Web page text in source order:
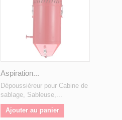
Aspiration...
Dépoussiéreur pour Cabine de
sablage, Sableuse,...
Ajouter au panier